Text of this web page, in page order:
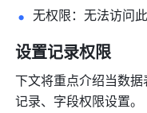
无权限：无法访问此
设置记录权限
下文将重点介绍当数
记录、字段权限设置。